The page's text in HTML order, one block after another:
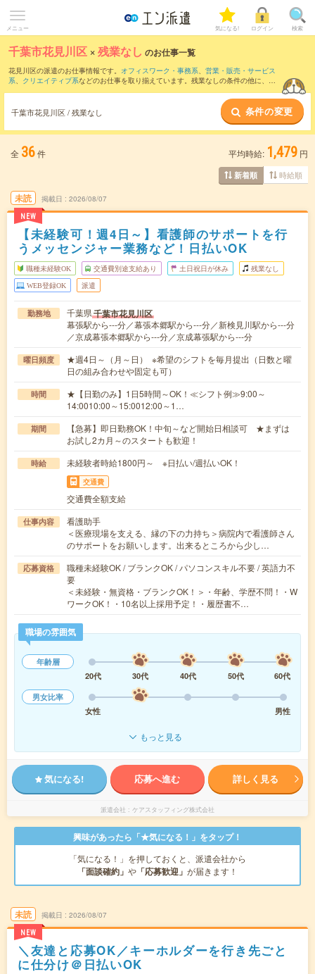
メニュー 気になる! ログイン 検索
千葉市花見川区 ×残業なし のお仕事一覧
花見川区の派遣のお仕事情報です。 オフィスワーク・事務系、 営業・販売・サービス
系、 クリエイティブ系などのお仕事を取り揃えています。残業なしの条件の他に、 交
千葉市花見川区 / 残業なし 条件の変更
全 36件 平均時給: 1,479 円
新着順 時給順
未読
NEW
掲載日 2026/08/07
【未経験可！週4日～】看護師のサポートを行
うメッセンジャー業務など！日払いOK
職種未経験OK 交通費別途支給あり 土日祝日が休み 残業なし
WEB登録OK 派遣
勤務地 千葉県千葉市花見川区
幕張駅から---分／幕張本郷駅から---分／新検見川駅から---分
／京成幕張本郷駅から---分／京成幕張駅から---分
曜日頻度
★週4日～（月～日） ※希望のシフトを毎月提出（日数と曜
日の組み合わせや固定も可）
時間
★【日勤のみ】1日5時間～OK！≪シフト例≫9:00～
14:0010:00～15:0012:00～1…
期間
【急募】即日勤務OK！中旬～など開始日相談可 ★まずは
お試し2カ月～のスタートも歓迎！
時給 未経験者時給1800円～ ※日払い/週払いOK！
交通費
交通費全額支給
仕事内容
看護助手
＜医療現場を支える、縁の下の力持ち＞病院内で看護師さん
のサポートをお願いします。出来るところから少し…
応募資格
職種未経験OK / ブランクOK / パソコンスキル不要 / 英語力不
要
＜未経験・無資格・ブランクOK！＞・年齢、学歴不問！・W
ワークOK！・10名以上採用予定！・履歴書不…
職場の雰囲気
年齢層
20代
30代 40代 50代
60代
男女比率
女性
男性
もっと見る
気になる! 応募へ進む 詳しく見る
派遣会社 ケアスタッフィング株式会社
興味があったら「★気になる！」をタップ！
「気になる！」を押しておくと、派遣会社から
「面談確約」 や 「応募歓迎」 が届きます！
未読
NEW
掲載日 2026/08/07
＼友達と応募OK／キーホルダーを行き先ごと
に仕分け＠日払いOK